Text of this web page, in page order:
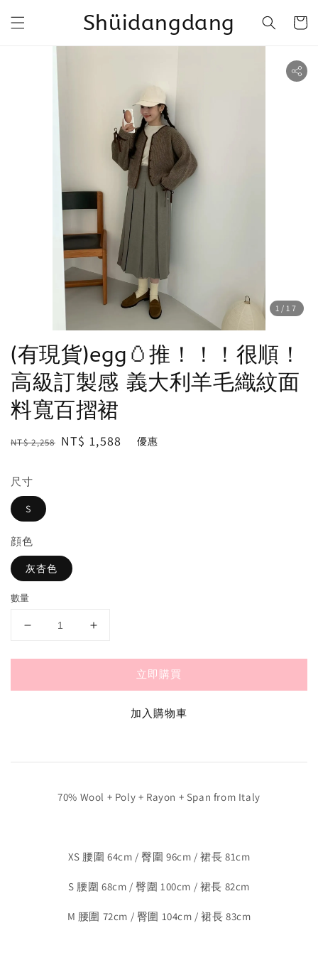
Shüidangdang
1 /17
(有現貨)egg🥚推！！！很順！
高級訂製感 義大利羊毛織紋面
料寬百摺裙
Regular
NT$ 2,258 Sale
NT$ 1,588 優惠
尺寸
S
顔色
灰杏色
數量
立即購買
加入購物車
70% Wool + Poly + Rayon + Span from Italy
XS 腰圍 64cm / 臀圍 96cm / 裙長 81cm
S 腰圍 68cm / 臀圍 100cm / 裙長 82cm
M 腰圍 72cm / 臀圍 104cm / 裙長 83cm